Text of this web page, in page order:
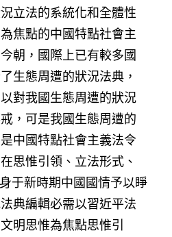
立法的系統化和全體性
焦點的中國特點社會主
朝，國際上已有較多國
生態周遭的狀況法典，
對我國生態周遭的狀況
，可是我國生態周遭的
中國特點社會主義法令
思惟引領、立法形式、
于新時期中國國情予以睜
典編輯必需以習近平法
明思惟為焦點思惟引